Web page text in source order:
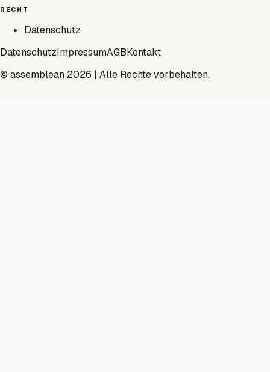
RECHT
Datenschutz
DatenschutzImpressumAGBKontakt
© assemblean 2026 | Alle Rechte vorbehalten.